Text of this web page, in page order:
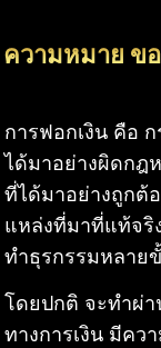
ความหมาย ข
การฟอกเงิน คือ
ได้มาอย่างผิดกฎ
ที่ได้มาอย่างถูกต้
แหล่งที่มาที่แท้จริ
ทำธุรกรรมหลาย
โดยปกติ จะทำผ่า
ทางการเงิน มีคว